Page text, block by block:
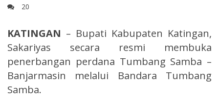
20
KATINGAN – Bupati Kabupaten Katingan,
Sakariyas secara resmi membuka
penerbangan perdana Tumbang Samba –
Banjarmasin melalui Bandara Tumbang
Samba.